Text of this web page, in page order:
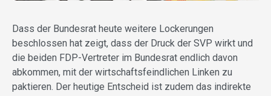
Dass der Bundesrat heute weitere Lockerungen
beschlossen hat zeigt, dass der Druck der SVP wirkt und
die beiden FDP-Vertreter im Bundesrat endlich davon
abkommen, mit der wirtschaftsfeindlichen Linken zu
paktieren. Der heutige Entscheid ist zudem das indirekte